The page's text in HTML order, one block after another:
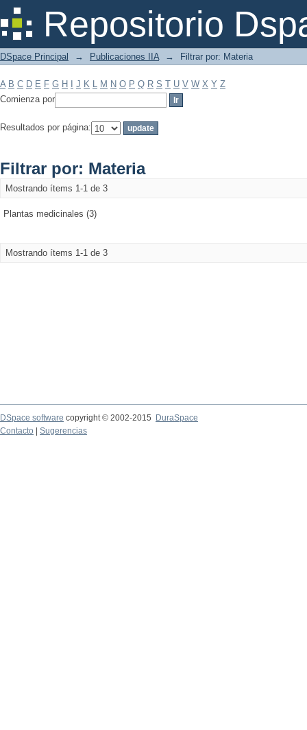
Repositorio
Filtrar por: Materia
DSpace Principal → Publicaciones IIA → Filtrar por: Materia
A B C D E F G H J K L M N O P Q R S T U V W X Y Z
Comienza por
Resultados por página:
Filtrar por: Materia
Mostrando ítems 1-1 de 3
Plantas medicinales (3)
Mostrando ítems 1-1 de 3
DSpace software copyright © 2002-2015
DuraSpace
Contacto
Sugerencias